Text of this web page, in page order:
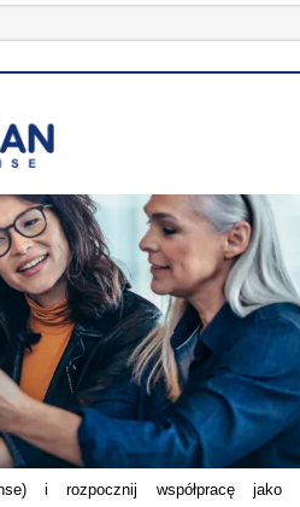
i rozpocznij współpracę jako